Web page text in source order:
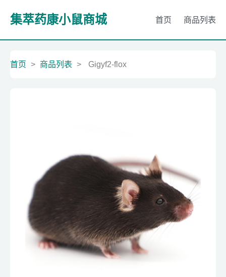
集萃药康小鼠商城 首页 商品列表
首页 > 商品列表 > Gigyf2-flox